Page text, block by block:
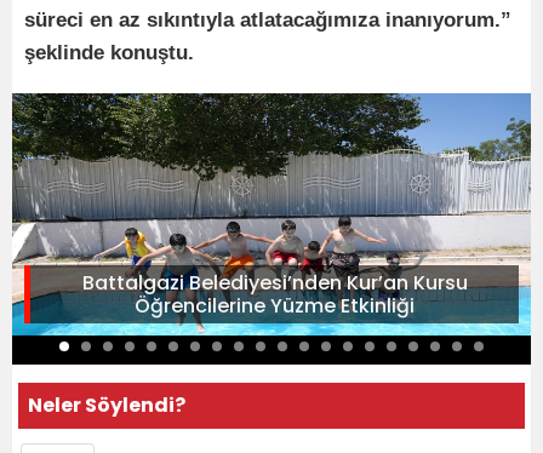
süreci en az sıkıntıyla atlatacağımıza inanıyorum.”
şeklinde konuştu.
Battalgazi Belediyesi’nden Kur’an Kursu
Öğrencilerine Yüzme Etkinliği
Neler Söylendi?